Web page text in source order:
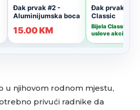
u njihovom rodnom mjestu,
privući radnike da